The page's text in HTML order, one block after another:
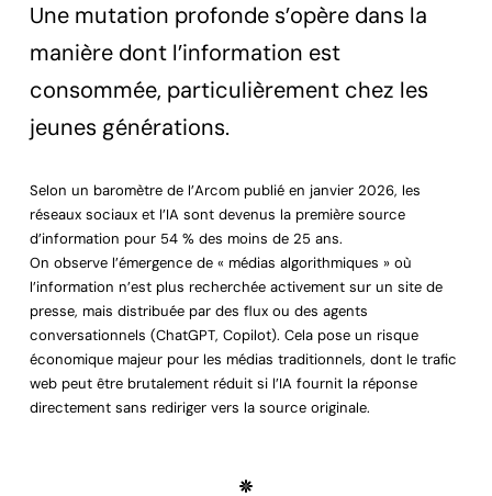
Une mutation profonde s’opère dans la
manière dont l’information est
consommée, particulièrement chez les
jeunes générations.
Selon un baromètre de l’Arcom publié en janvier 2026, les
réseaux sociaux et l’IA sont devenus la première source
d’information pour 54 % des moins de 25 ans.
On observe l’émergence de « médias algorithmiques » où
l’information n’est plus recherchée activement sur un site de
presse, mais distribuée par des flux ou des agents
conversationnels (ChatGPT, Copilot). Cela pose un risque
économique majeur pour les médias traditionnels, dont le trafic
web peut être brutalement réduit si l’IA fournit la réponse
directement sans rediriger vers la source originale.